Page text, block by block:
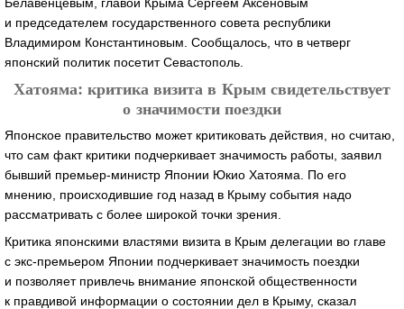
и председателем государственного совета республики
Владимиром Константиновым. Сообщалось, что в четверг
японский политик посетит Севастополь.
Хатояма: критика визита в Крым свидетельствует
о значимости поездки
Японское правительство может критиковать действия, но считаю,
что сам факт критики подчеркивает значимость работы, заявил
бывший премьер-министр Японии Юкио Хатояма. По его
мнению, происходившие год назад в Крыму события надо
рассматривать с более широкой точки зрения.
Критика японскими властями визита в Крым делегации во главе
с экс-премьером Японии подчеркивает значимость поездки
и позволяет привлечь внимание японской общественности
к правдивой информации о состоянии дел в Крыму, сказал